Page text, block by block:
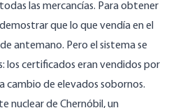
las mercancías. Para obtener
que lo que vendía en el
antemano. Pero el sistema se
los certificados eran vendidos por
cambio de elevados sobornos.
nuclear de Chernóbil, un